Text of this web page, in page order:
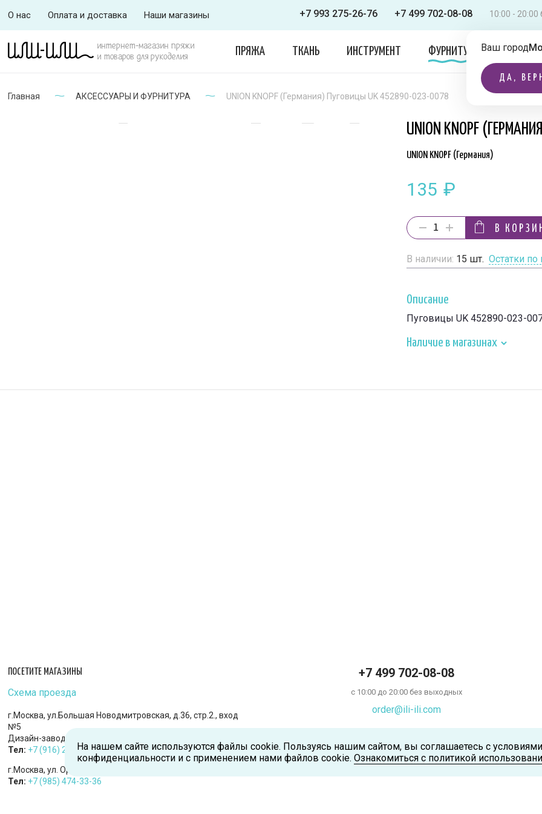
О нас Оплата и доставка Наши магазины +7 993 275-26-76 +7 499 702-08-08 10:00 -
Ваш город
ДА,
интернет-магазин пряжи
и товаров для рукоделия
ПРЯЖА ТКАНЬ ИНСТРУМЕНТ ФУРНИТУРА ОДЕЖДА
Главная АКСЕССУАРЫ И ФУРНИТУРА UNION KNOPF (Германия) Пуговицы UK 452890-023-0078
UNION KNOPF
UNION KNOPF (Германия)
135 ₽
В
В наличии: 15 шт. Остатки по
Описание
Пуговицы UK 452890-023-
Наличие в магазинах
ПОСЕТИТЕ МАГАЗИНЫ
Схема проезда
г.Москва, ул.Большая Новодмитровская, д.36, стр.2., вход
№5
Дизайн-завод «FLACON»
Тел: +7 (916) 215-94-95
г.Москва, ул. Орджоникидзе, д.9, к.1
Тел: +7 (985) 474-33-36
+7 499 702-08-08
с 10:00 до 20:00 без выходных
order@ili-ili.com
На нашем сайте используются файлы cookie. Пользуясь нашим сайтом, вы соглашаетесь с
конфиденциальности и с применением нами файлов cookie. Ознакомиться с политикой